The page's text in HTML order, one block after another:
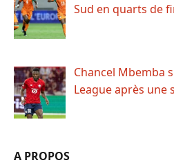
Sud en quarts de
Chancel Mbemba
League après une
A PROPOS